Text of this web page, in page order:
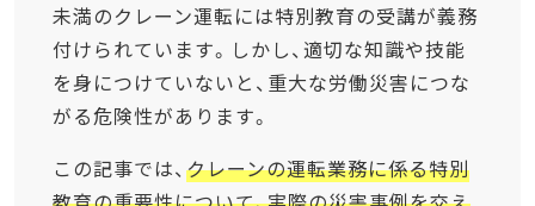
未満のクレーン運転には特別教育の受講が義務
付けられています。しかし、適切な知識や技能
を身につけていないと、重大な労働災害につな
がる危険性があります。
この記事では、クレーンの運転業務に係る特別